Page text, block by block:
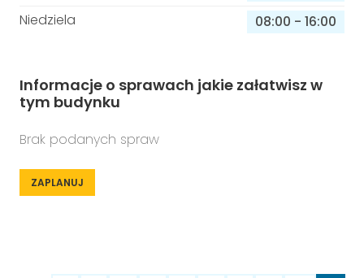
Niedziela
08:00 - 16:00
Informacje o sprawach jakie załatwisz w
tym budynku
Brak podanych spraw
ZAPLANUJ